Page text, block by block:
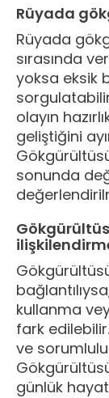
Rüyada
Rüyada
sırasında
yoksa eksik
olayın
geliştiğini
sonunda
kullanma
fark
ve
günlük